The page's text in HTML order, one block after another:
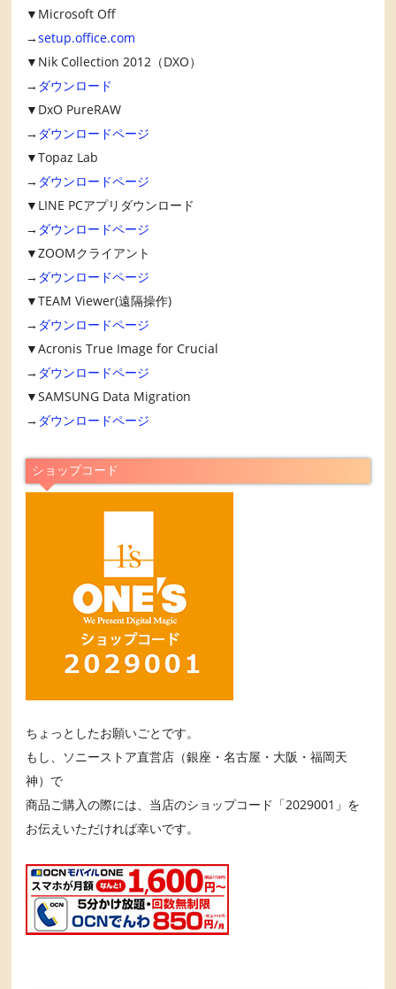
▼Microsoft Off
→setup.office.com
▼Nik Collection 2012（DXO）
→ ダウンロード
▼DxO PureRAW
→ ダウンロードページ
▼Topaz Lab
→ ダウンロードページ
▼LINE PCアプリダウンロード
→ ダウンロードページ
▼ZOOMクライアント
→ ダウンロードページ
▼TEAM Viewer(遠隔操作)
→ ダウンロードページ
▼Acronis True Image for Crucial
→ ダウンロードページ
▼SAMSUNG Data Migration
→ ダウンロードページ
ショップコード
ちょっとしたお願いごとです。
もし、ソニーストア直営店（銀座・名古屋・大阪・福岡天
神）で
商品ご購入の際には、当店のショップコード「2029001」を
お伝えいただければ幸いです。